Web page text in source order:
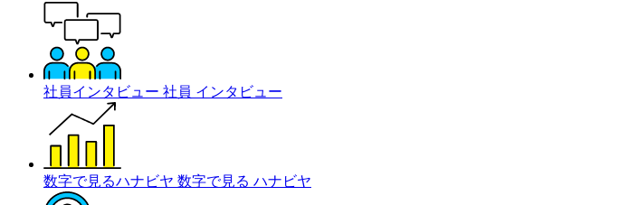
社員インタビュー 社員 インタビュー
数字で見るハナビヤ 数字で見る ハナビヤ